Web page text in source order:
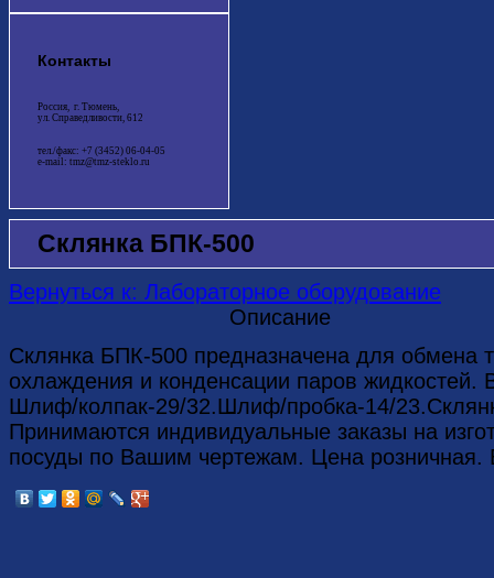
Контакты
Россия, г. Тюмень,
ул. Справедливости, 612
тел./факс: +7 (3452) 06-04-05
e-mail: tmz@tmz-steklo.ru
Склянка БПК-500
Вернуться к: Лабораторное оборудование
Описание
Склянка БПК-500 предназначена для обмена
охлаждения и конденсации паров жидкостей.
Шлиф/колпак-29/32.Шлиф/пробка-14/
Принимаются индивидуальные заказы на
посуды по Вашим чертежам. Цена